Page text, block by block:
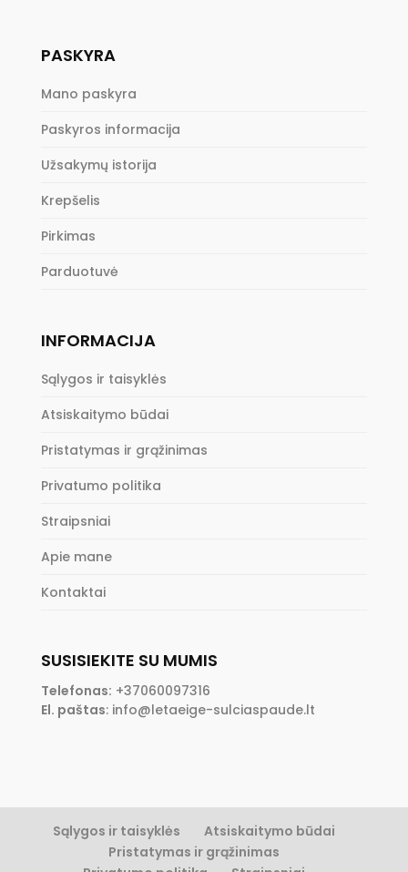
PASKYRA
Mano paskyra
Paskyros informacija
Užsakymų istorija
Krepšelis
Pirkimas
Parduotuvė
INFORMACIJA
Sąlygos ir taisyklės
Atsiskaitymo būdai
Pristatymas ir grąžinimas
Privatumo politika
Straipsniai
Apie mane
Kontaktai
SUSISIEKITE SU MUMIS
Telefonas: +37060097316
El. paštas: info@letaeige-sulciaspaude.lt
Sąlygos ir taisyklės
Atsiskaitymo būdai
Pristatymas ir grąžinimas